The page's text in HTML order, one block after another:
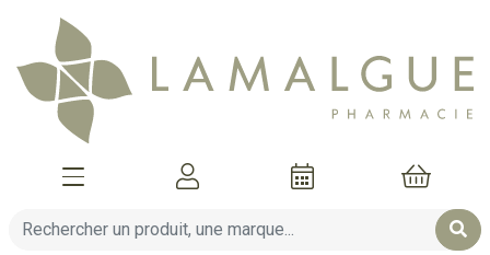
Afficher la navigation
Mon